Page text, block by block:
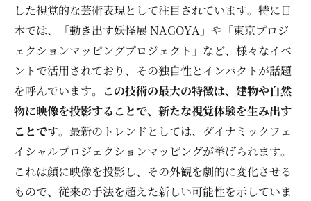
した視覚的な芸術表現として注目されています。特に日
本では、「動き出す妖怪展 NAGOYA」や「東京プロジ
ェクションマッピングプロジェクト」など、様々なイベ
ントで活用されており、その独自性とインパクトが話題
を呼んでいます。 この技術の最大の特徴は、建物や自然
物に映像を投影することで、新たな視覚体験を生み出す
ことです。 最新のトレンドとしては、ダイナミックフェ
イシャルプロジェクションマッピングが挙げられます。
これは顔に映像を投影し、その外観を劇的に変化させる
もので、従来の手法を超えた新しい可能性を示していま